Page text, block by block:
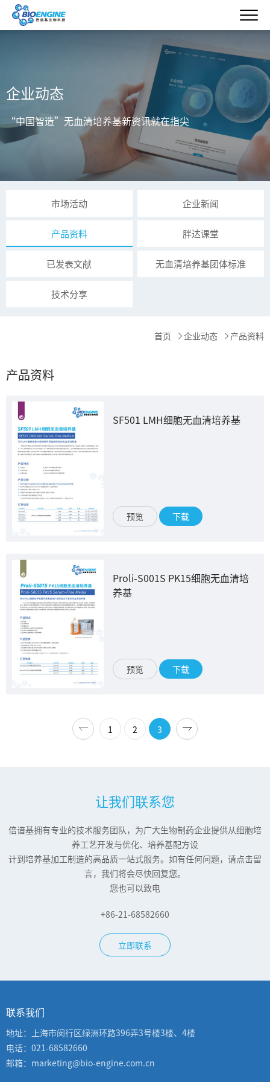
企业动态
“中国智造”无血清培养基新资讯就在指尖
市场活动 企业新闻
产品资料 胖达课堂
已发表文献 无血清培养基团体标准
技术分享
首页 企业动态 产品资料
产品资料
SF501 LMH细胞无血清培养基
预览 下载
Proli-S001S PK15细胞无血清培
养基
预览 下载
1 2 3
让我们联系您
倍谙基拥有专业的技术服务团队，为广大生物制药企业提供从细胞培
养工艺开发与优化、培养基配方设
计到培养基加工制造的高品质一站式服务。如有任何问题，请点击留
言，我们将会尽快回复您。
您也可以致电
+86-21-68582660
立即联系
联系我们
地址：上海市闵行区绿洲环路396弄3号楼3楼、4楼
电话：021-68582660
邮箱：marketing@bio-engine.com.cn